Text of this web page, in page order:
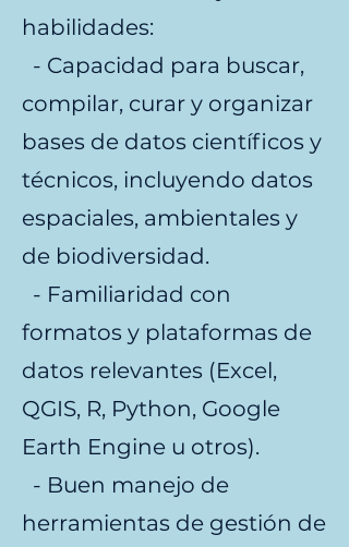
habilidades:
- Capacidad para buscar,
compilar, curar y organizar
bases de datos científicos y
técnicos, incluyendo datos
espaciales, ambientales y
de biodiversidad.
- Familiaridad con
formatos y plataformas de
datos relevantes (Excel,
QGIS, R, Python, Google
Earth Engine u otros).
- Buen manejo de
herramientas de gestión de